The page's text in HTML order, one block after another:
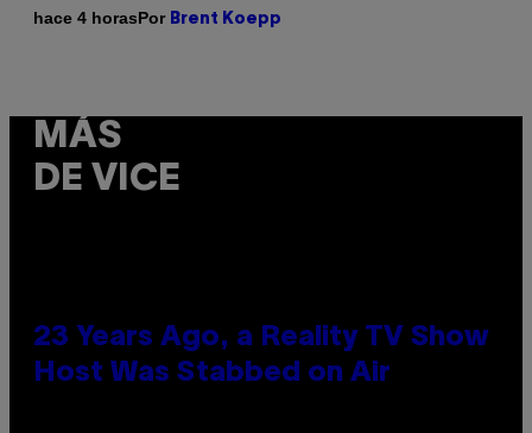
hace 4 horasPor Brent Koepp
MÁS
DE VICE
23 Years Ago, a Reality TV Show
Host Was Stabbed on Air